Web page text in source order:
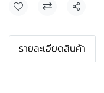
แชร์
รายละเอียดสินค้า